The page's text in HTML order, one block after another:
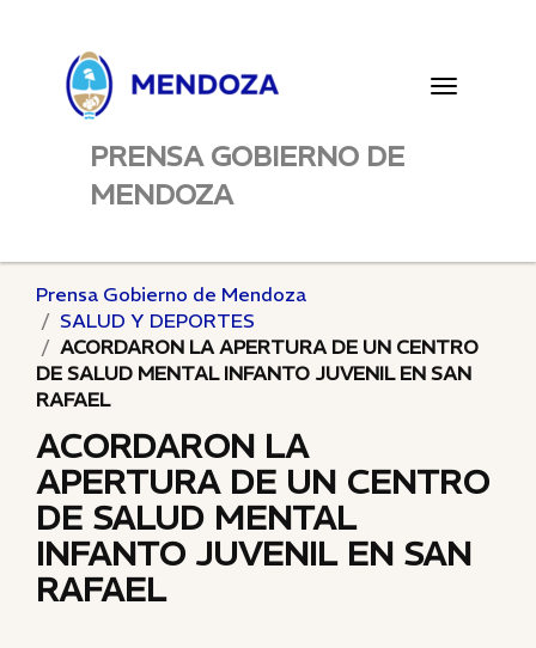
Toggle
PRENSA GOBIERNO DE
MENDOZA
Prensa Gobierno de Mendoza
SALUD Y DEPORTES
ACORDARON LA APERTURA DE UN CENTRO
DE SALUD MENTAL INFANTO JUVENIL EN SAN
RAFAEL
ACORDARON LA
APERTURA DE UN CENTRO
DE SALUD MENTAL
INFANTO JUVENIL EN SAN
RAFAEL